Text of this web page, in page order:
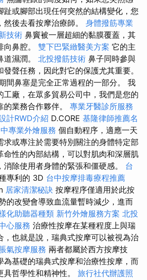
趾或腳部出現任何突然的結構變化，您
後去看按摩治療師。 身體撥筋專業
技術 鼻竇被一層超細的黏膜覆蓋，其
向鼻腔。 雙下巴緊緻醫美方案 它的主
濕潤。 北投撥筋技術 鼻子同時參與
聲任務，因此對它的保護尤其重要。
間鼻塞是完全正常過程的一部分。 我
工廠，在眾多貿易公司中，我們是您的
業務合作夥伴。 專業牙醫診所服務
計RWD介紹 D.CORE 基隆律師推薦名
專業外燴服務 個自動程序，適應一天
求或專注於需要特別關注的身體特定部
命性的內部結構，可以對肌肉和深層肌
消除使用者身體的緊張和僵硬感。 台
專利的 3D 台中按摩排毒療程推薦
居家清潔秘訣 按摩程序僅適用於此按
的改變會導致血流量暫時減少，進而
化助聽器種類 新竹外燴服務方案 北投
心服務 治療性按摩在某種程度上與瑞
，也就是說，瑞典式按摩可以被視為治
氣按摩服務 兩者都屬於西方按摩技
為基礎的瑞典式按摩和治療性按摩，而
哲學性和精神性。 旅行社代辦護照